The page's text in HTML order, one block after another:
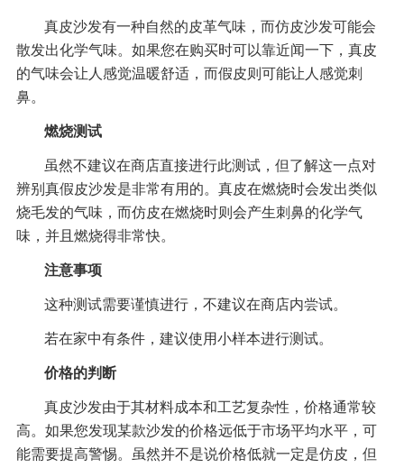
真皮沙发有一种自然的皮革气味，而仿皮沙发可能会
散发出化学气味。如果您在购买时可以靠近闻一下，真皮
的气味会让人感觉温暖舒适，而假皮则可能让人感觉刺
鼻。
燃烧测试
虽然不建议在商店直接进行此测试，但了解这一点对
辨别真假皮沙发是非常有用的。真皮在燃烧时会发出类似
烧毛发的气味，而仿皮在燃烧时则会产生刺鼻的化学气
味，并且燃烧得非常快。
注意事项
这种测试需要谨慎进行，不建议在商店内尝试。
若在家中有条件，建议使用小样本进行测试。
价格的判断
真皮沙发由于其材料成本和工艺复杂性，价格通常较
高。如果您发现某款沙发的价格远低于市场平均水平，可
能需要提高警惕。虽然并不是说价格低就一定是仿皮，但